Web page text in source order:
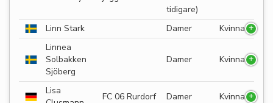
tidigare)
Linn Stark
Damer
Kvinna
Linnea
Solbakken
Sjöberg
Damer Kvinna
Lisa
FC 06 Rurdorf Damer Kvinna